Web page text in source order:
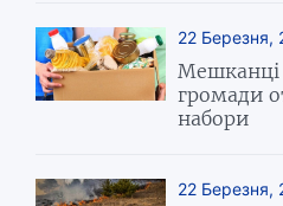
22 Березня,
Мешканці
громади
набори
22 Березня,